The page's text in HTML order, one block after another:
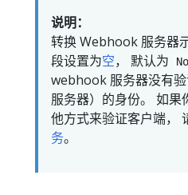
说明：
转换 Webhook 服务器
段设置为空， 默认为
webhook 服务器没有
服务器）的身份。 如果
他方式来验证客户端，
务。